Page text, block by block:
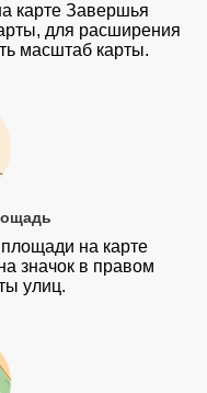
карте Завершья
для расширения
масштаб карты.
на карте
значок в правом
улиц.